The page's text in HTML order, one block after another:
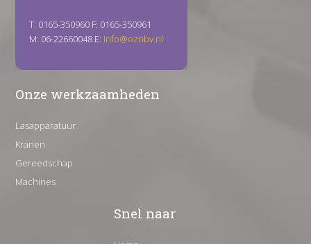
T: 0165-350960 F: 0165-350961
M: 06-22660048 E: info@oznbv.nl
Onze werkzaamheden
Lasapparatuur
Kranen
Gereedschap
Machines
Snel naar